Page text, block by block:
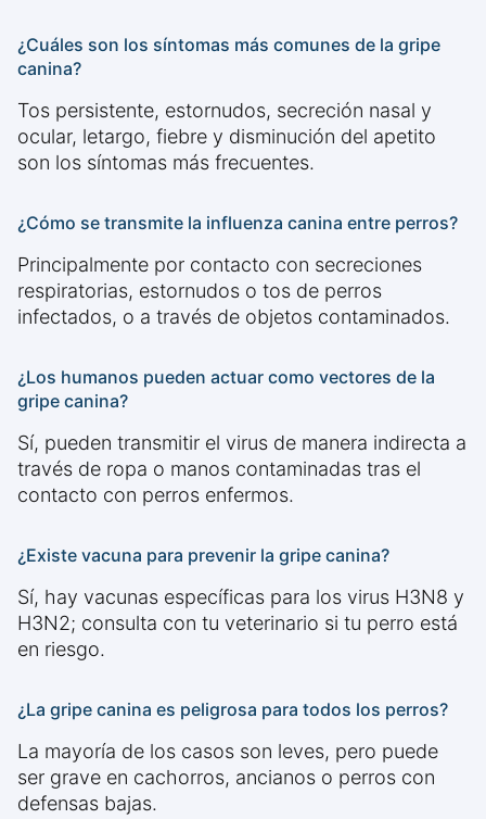
¿Cuáles son los síntomas más comunes de la gripe
canina?
Tos persistente, estornudos, secreción nasal y
ocular, letargo, fiebre y disminución del apetito
son los síntomas más frecuentes.
¿Cómo se transmite la influenza canina entre perros?
Principalmente por contacto con secreciones
respiratorias, estornudos o tos de perros
infectados, o a través de objetos contaminados.
¿Los humanos pueden actuar como vectores de la
gripe canina?
Sí, pueden transmitir el virus de manera indirecta a
través de ropa o manos contaminadas tras el
contacto con perros enfermos.
¿Existe vacuna para prevenir la gripe canina?
Sí, hay vacunas específicas para los virus H3N8 y
H3N2; consulta con tu veterinario si tu perro está
en riesgo.
¿La gripe canina es peligrosa para todos los perros?
La mayoría de los casos son leves, pero puede
ser grave en cachorros, ancianos o perros con
defensas bajas.